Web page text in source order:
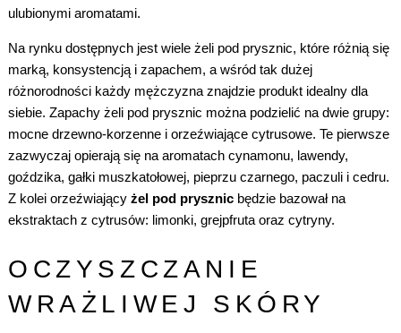
ulubionymi aromatami.
Na rynku dostępnych jest wiele żeli pod prysznic, które różnią się
marką, konsystencją i zapachem, a wśród tak dużej
różnorodności każdy mężczyzna znajdzie produkt idealny dla
siebie. Zapachy żeli pod prysznic można podzielić na dwie grupy:
mocne drzewno-korzenne i orzeźwiające cytrusowe. Te pierwsze
zazwyczaj opierają się na aromatach cynamonu, lawendy,
goździka, gałki muszkatołowej, pieprzu czarnego, paczuli i cedru.
Z kolei orzeźwiający żel pod prysznicbędzie bazował na
ekstraktach z cytrusów: limonki, grejpfruta oraz cytryny.
OCZYSZCZANIE
WRAŻLIWEJ SKÓRY